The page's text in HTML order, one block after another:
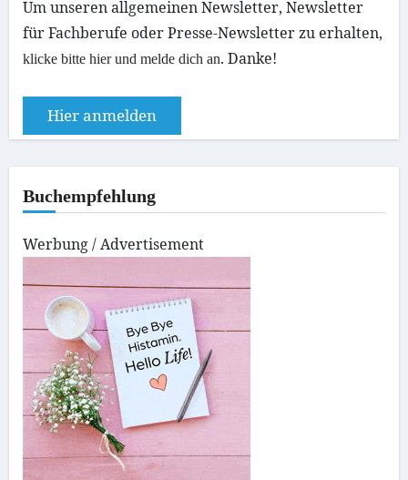
Um unserenallgemeinen Newsletter, Newsletter
für Fachberufe oder Presse-Newsletter zu erhalten,
klicke bitte hier und melde dich an. Danke!
Hier anmelden
Buchempfehlung
Werbung / Advertisement